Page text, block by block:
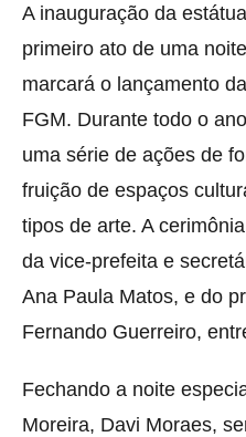
A inauguração da
primeiro ato de uma
marcará o lançamento
FGM. Durante todo o
uma série de ações de
fruição de espaços
tipos de arte. A
da vice-prefeita e
Ana Paula Matos, e do
Fernando Guerreiro,
Fechando a noite
Moreira, Davi Moraes,